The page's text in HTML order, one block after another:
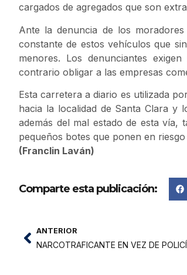
cargados de agregados que son
Ante la denuncia de los
constante de estos vehículos que
menores. Los denunciantes
contrario obligar a las empresas
Esta carretera a diario es utilizada
hacia la localidad de Santa Clara y
además del mal estado de esta
pequeños botes que ponen en
(Franclin Laván)
Comparte esta publicación:
ANTERIOR
NARCOTRAFICANTE EN VEZ DE